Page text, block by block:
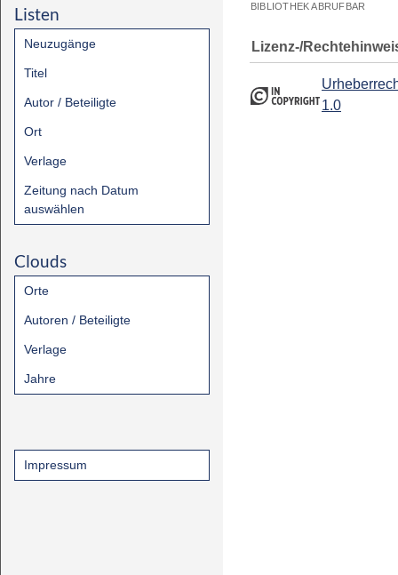
Listen
Neuzugänge
Titel
Autor / Beteiligte
Ort
Verlage
Zeitung nach Datum
auswählen
Clouds
Orte
Autoren / Beteiligte
Verlage
Jahre
Impressum
BIBLIOTHEK ABRUFBAR
Lizenz-/
1.0